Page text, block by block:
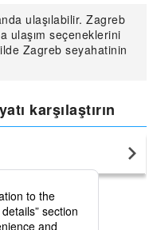
ulaşılabilir. Zagreb
ulaşım seçeneklerini
Zagreb seyahatinin
karşılaştırın